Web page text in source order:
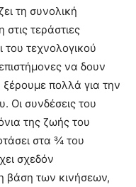
τη συνολική
τεράστιες
του τεχνολογικού
να δουν
πολλά για την
Οι συνδέσεις του
της ζωής του
στα ¾ του
σχεδόν
βάση των κινήσεων,